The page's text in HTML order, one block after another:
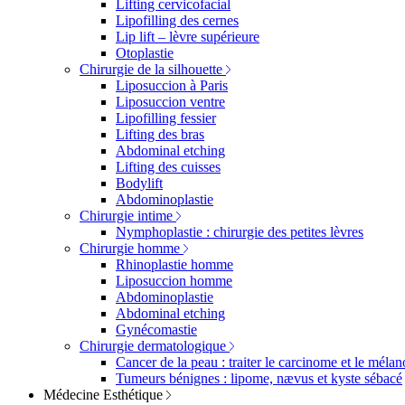
Lifting cervicofacial
Lipofilling des cernes
Lip lift – lèvre supérieure
Otoplastie
Chirurgie de la silhouette
Liposuccion à Paris
Liposuccion ventre
Lipofilling fessier
Lifting des bras
Abdominal etching
Lifting des cuisses
Bodylift
Abdominoplastie
Chirurgie intime
Nymphoplastie : chirurgie des petites lèvres
Chirurgie homme
Rhinoplastie homme
Liposuccion homme
Abdominoplastie
Abdominal etching
Gynécomastie
Chirurgie dermatologique
Cancer de la peau : traiter le carcinome et le
Tumeurs bénignes : lipome, nævus et kyste sébacé
Médecine Esthétique